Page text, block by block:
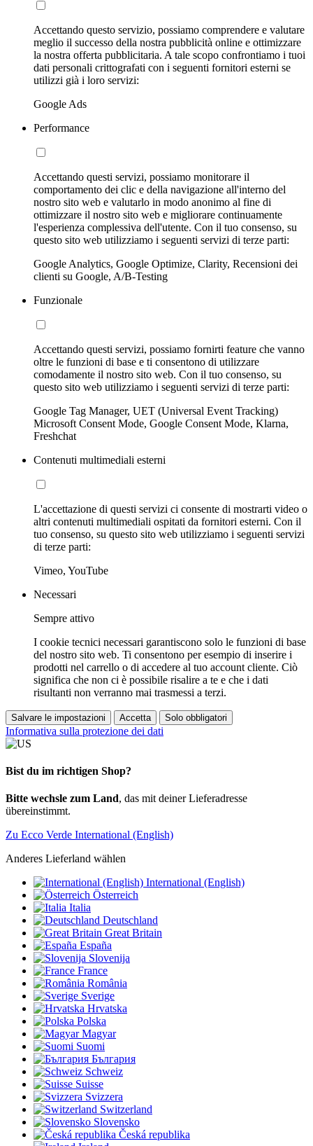
Accettando questo servizio, possiamo comprendere e valutare
meglio il successo della nostra pubblicità online e ottimizzare
la nostra offerta pubblicitaria. A tale scopo confrontiamo i tuoi
dati personali crittografati con i seguenti fornitori esterni se
utilizzi già i loro servizi:
Google Ads
Performance
Accettando questi servizi, possiamo monitorare il
comportamento dei clic e della navigazione all'interno del
nostro sito web e valutarlo in modo anonimo al fine di
ottimizzare il nostro sito web e migliorare continuamente
l'esperienza complessiva dell'utente. Con il tuo consenso, su
questo sito web utilizziamo i seguenti servizi di terze parti:
Google Analytics, Google Optimize, Clarity, Recensioni dei
clienti su Google, A/B-Testing
Funzionale
Accettando questi servizi, possiamo fornirti feature che vanno
oltre le funzioni di base e ti consentono di utilizzare
comodamente il nostro sito web. Con il tuo consenso, su
questo sito web utilizziamo i seguenti servizi di terze parti:
Google Tag Manager, UET (Universal Event Tracking)
Microsoft Consent Mode, Google Consent Mode, Klarna,
Freshchat
Contenuti multimediali esterni
L'accettazione di questi servizi ci consente di mostrarti video o
altri contenuti multimediali ospitati da fornitori esterni. Con il
tuo consenso, su questo sito web utilizziamo i seguenti servizi
di terze parti:
Vimeo, YouTube
Necessari
Sempre attivo
I cookie tecnici necessari garantiscono solo le funzioni di base
del nostro sito web. Ti consentono per esempio di inserire i
prodotti nel carrello o di accedere al tuo account cliente. Ciò
significa che non ci è possibile risalire a te e che i dati
risultanti non verranno mai trasmessi a terzi.
Salvare le impostazioni Accetta Solo obbligatori
Informativa sulla protezione dei dati
Bist du im richtigen Shop?
Bitte wechsle zum Land, das mit deiner Lieferadresse
übereinstimmt.
Zu Ecco Verde International (English)
Anderes Lieferland wählen
International (English)
Österreich
Italia
Deutschland
Great Britain
España
Slovenija
France
România
Sverige
Hrvatska
Polska
Magyar
Suomi
България
Schweiz
Suisse
Svizzera
Switzerland
Slovensko
Česká republika